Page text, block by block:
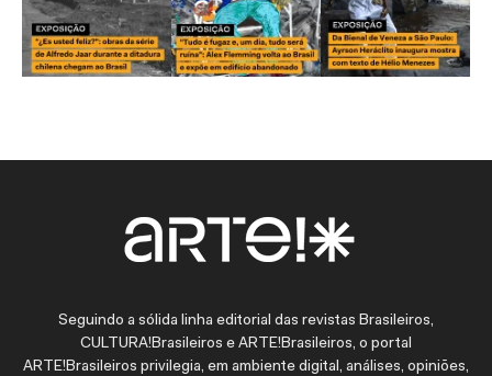
Seguindo a sólida linha editorial das revistas Brasileiros,
CULTURA!Brasileiros e ARTE!Brasileiros, o portal
ARTE!Brasileiros privilegia, em ambiente digital, análises, opiniões,